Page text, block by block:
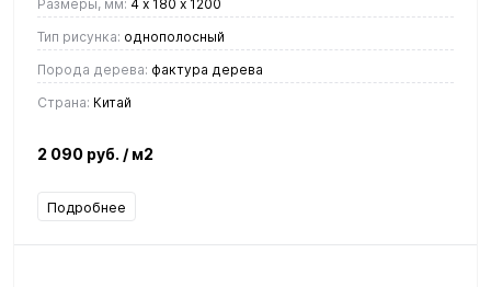
Размеры, мм: 4 х 180 х 1200
Тип рисунка: однополосный
Порода дерева: фактура дерева
Страна: Китай
2 090 руб. / м2
Подробнее